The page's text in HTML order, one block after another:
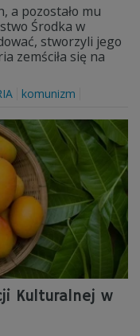
a pozostało mu
Środka w
stworzyli jego
zemściła się na
komunizm
Kulturalnej w